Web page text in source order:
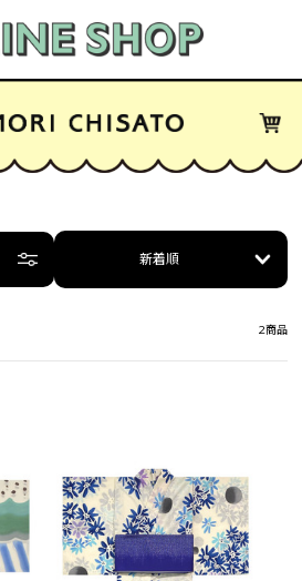
新着順
2商品